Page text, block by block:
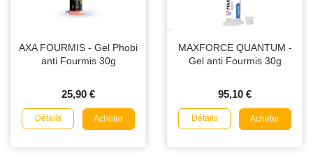
AXA FOURMIS - Gel Phobi
anti Fourmis 30g
25,90 €
Détails Acheter
MAXFORCE QUANTUM -
Gel anti Fourmis 30g
95,10 €
Détails Acheter